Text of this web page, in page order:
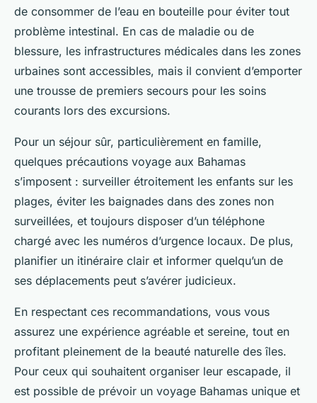
de consommer de l’eau en bouteille pour éviter tout
problème intestinal. En cas de maladie ou de
blessure, les infrastructures médicales dans les zones
urbaines sont accessibles, mais il convient d’emporter
une trousse de premiers secours pour les soins
courants lors des excursions.
Pour un séjour sûr, particulièrement en famille,
quelques précautions voyage aux Bahamas
s’imposent : surveiller étroitement les enfants sur les
plages, éviter les baignades dans des zones non
surveillées, et toujours disposer d’un téléphone
chargé avec les numéros d’urgence locaux. De plus,
planifier un itinéraire clair et informer quelqu’un de
ses déplacements peut s’avérer judicieux.
En respectant ces recommandations, vous vous
assurez une expérience agréable et sereine, tout en
profitant pleinement de la beauté naturelle des îles.
Pour ceux qui souhaitent organiser leur escapade, il
est possible de prévoir un voyage Bahamas unique et